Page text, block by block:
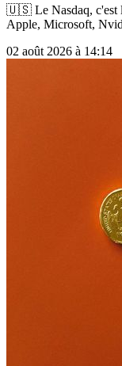
🇺🇸 Le Nasdaq, c'est
Apple, Microsoft,
02 août 2026 à 14:14